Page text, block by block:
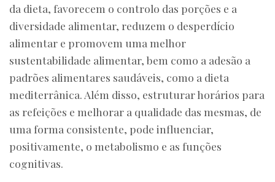
da dieta, favorecem o controlo das porções e a
diversidade alimentar, reduzem o desperdício
alimentar e promovem uma melhor
sustentabilidade alimentar, bem como a adesão a
padrões alimentares saudáveis, como a dieta
mediterrânica. Além disso, estruturar horários para
as refeições e melhorar a qualidade das mesmas, de
uma forma consistente, pode influenciar,
positivamente, o metabolismo e as funções
cognitivas.